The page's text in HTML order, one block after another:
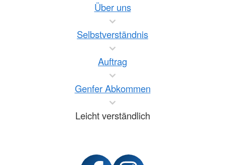
Über uns
Selbstverständnis
Auftrag
Genfer Abkommen
Leicht verständlich